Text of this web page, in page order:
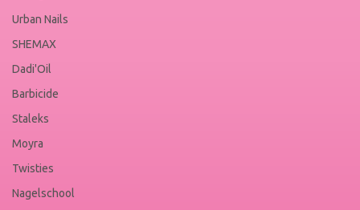
Urban Nails
SHEMAX
Dadi'Oil
Barbicide
Staleks
Moyra
Twisties
Nagelschool